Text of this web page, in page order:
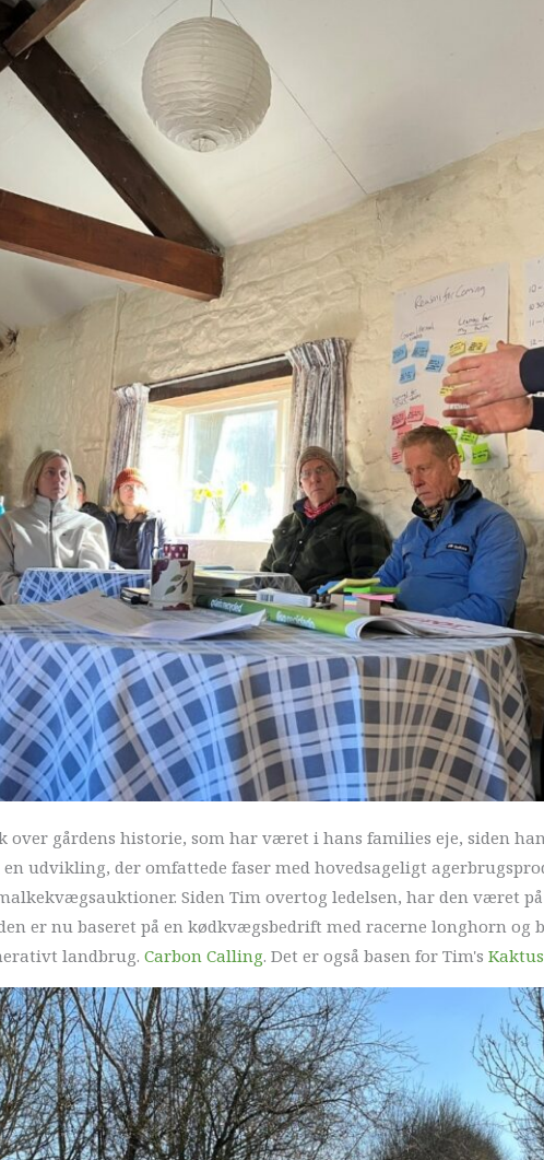
gårdens historie, som har været i hans families eje, siden
en udvikling, der omfattede faser med hovedsageligt
Siden Tim overtog ledelsen, har den været
er nu baseret på en kødkvægsbedrift med racerne longhorn og
landbrug. Carbon Calling. Det er også basen for Tim's